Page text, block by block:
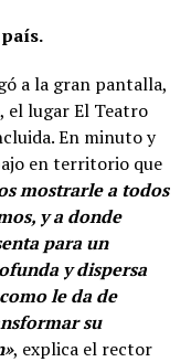
a la gran pantalla,
el lugar El Teatro
En minuto y
en territorio que
mostrarle a todos
y a donde
para un
y dispersa
le da de
su
, explica el rector